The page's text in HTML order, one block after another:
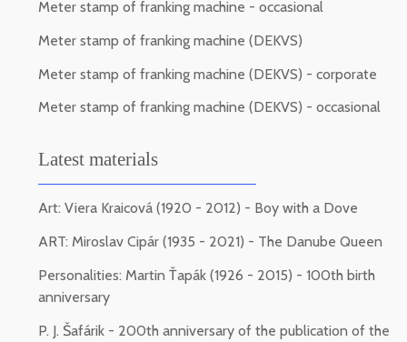
Meter stamp of franking machine - occasional
Meter stamp of franking machine (DEKVS)
Meter stamp of franking machine (DEKVS) - corporate
Meter stamp of franking machine (DEKVS) - occasional
Latest materials
Art: Viera Kraicová (1920 - 2012) - Boy with a Dove
ART: Miroslav Cipár (1935 - 2021) - The Danube Queen
Personalities: Martin Ťapák (1926 - 2015) - 100th birth
anniversary
P. J. Šafárik - 200th anniversary of the publication of the